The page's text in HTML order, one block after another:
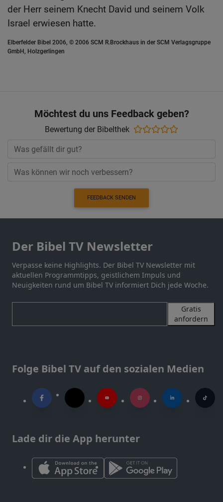
der Herr seinem Knecht David und seinem Volk
Israel erwiesen hatte.
Elberfelder Bibel 2006, © 2006 SCM R.Brockhaus in der SCM Verlagsgruppe
GmbH, Holzgerlingen
Möchtest du uns Feedback geben?
Bewertung der Bibelthek
FEEDBACK SENDEN
Der Bibel TV Newsletter
Verpasse keine Highlights. Der Bibel TV Newsletter mit
aktuellen Programmtipps, geistlichem Impuls und
Neuigkeiten rund um Bibel TV informiert Dich jede Woche.
Gratis
anfordern
Folge Bibel TV auf den sozialen Medien
Lade dir die App herunter